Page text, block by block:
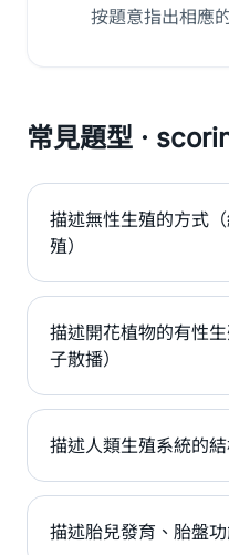
按題意指出相應
常見題型 ·
描述無性生殖的方式
殖）
描述開花植物的有性
子散播）
描述人類生殖系統的
描述胎兒發育、胎盤